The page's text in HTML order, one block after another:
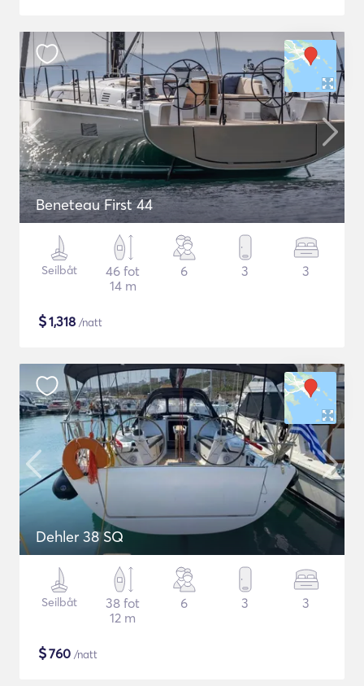
Beneteau First 44
Seilbåt
46 fot
14 m
6 3 3
$1,318 /natt
Dehler 38 SQ
Seilbåt
38 fot
12 m
6 3 3
$760 /natt